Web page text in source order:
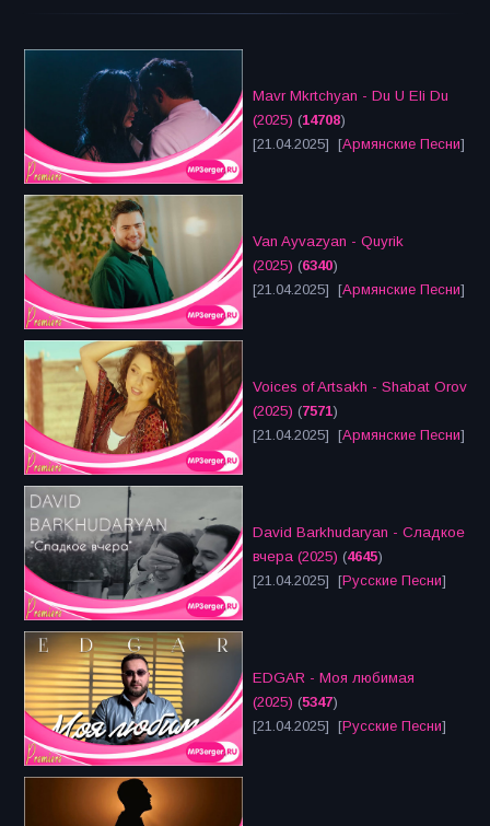
Mavr Mkrtchyan - Du U Eli Du
(2025) (14708)
[21.04.2025] [Армянские Песни]
Van Ayvazyan - Quyrik
(2025) (6340)
[21.04.2025] [Армянские Песни]
Voices of Artsakh - Shabat Orov
(2025) (7571)
[21.04.2025] [Армянские Песни]
David Barkhudaryan - Сладкое
вчера (2025) (4645)
[21.04.2025] [Русские Песни]
EDGAR - Моя любимая
(2025) (5347)
[21.04.2025] [Русские Песни]